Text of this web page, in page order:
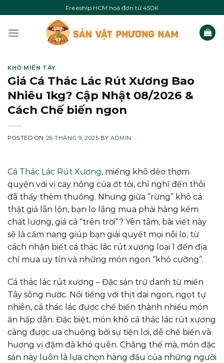
to
content
Freeship HCM hoá đơn từ 450K
KHÔ MIỀN TÂY
Giá Cá Thác Lác Rút Xương Bao
Nhiêu 1kg? Cập Nhật 08/2026 &
Cách Chế biến ngon
POSTED ON 26 THÁNG 9, 2025 BY ADMIN
Cá Thác Lác Rút Xương, miếng khô dẻo thơm
quyện với vị cay nồng của ớt tỏi, chỉ nghĩ đến thôi
đã thấy thèm thuồng. Nhưng giữa “rừng” khô cá
thật giả lẫn lộn, bạn lo lắng mua phải hàng kém
chất lượng, giá cả “trên trời”? Yên tâm, bài viết này
sẽ là cẩm nang giúp bạn giải quyết mọi nỗi lo, từ
cách nhận biết cá thác lác rút xương loại 1 đến địa
chỉ mua uy tín và những món ngon “khó cưỡng”.
Cá thác lác rút xương – Đặc sản trứ danh từ miền
Tây sông nước. Nổi tiếng với thịt dai ngon, ngọt tự
nhiên, cá thác lác được chế biến thành nhiều món
ăn hấp dẫn. Đặc biệt, món khô cá thác lác rút xương
càng được ưa chuộng bởi sự tiện lợi, dễ chế biến và
hương vị đậm đà khó quên. Chẳng thế mà, món đặc
sản này luôn là lựa chọn hàng đầu của những người